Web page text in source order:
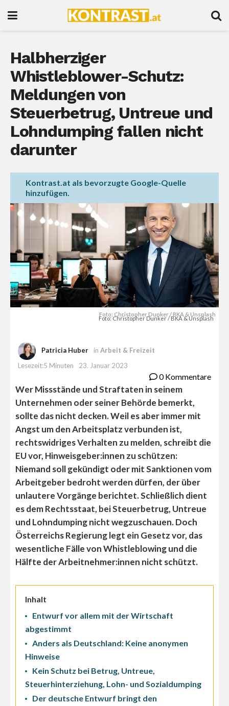
Halbherziger
Whistleblower-Schutz:
Meldungen von
Steuerbetrug, Untreue und
Lohndumping fallen nicht
darunter
Kontrast.at als bevorzugte Google-Quelle
hinzufügen.
Foto: Christopher Dunker / BKA & Unsplash
Foto: Christopher Dunker / BKA & Unsplash
Patricia Huber in Arbeit & Freizeit
Lesezeit:5 Minuten
23. Januar 2023
0 Kommentare
Wer Missstände und Straftaten in seinem
Unternehmen oder seiner Behörde bemerkt,
sollte das nicht decken. Weil es aber immer mit
Angst um den Arbeitsplatz verbunden ist,
rechtswidriges Verhalten zu melden, schreibt die
EU vor, Hinweisgeber:innen zu schützen:
Niemand soll gekündigt oder mit Sanktionen vom
Arbeitgeber bedroht werden dürfen, der über
unlautere Vorgänge berichtet. Schließlich dient
es dem Rechtsstaat, bei Steuerbetrug, Untreue
und Lohndumping nicht wegzuschauen. Doch
Österreichs Regierung legt ein Gesetz vor, das
wesentliche Fälle von Whistleblowing und die
Hälfte der Arbeitnehmer:innen nicht schützt.
Inhalt
Entwurf vor allem mit der Wirtschaft
abgestimmt
Anders als Deutschland: Keine anonymen
Hinweise
Kein Schutz bei Betrug, Untreue,
Steuerhinterziehung, Lohn- und Sozialdumping
Der deutsche Entwurf bringt den